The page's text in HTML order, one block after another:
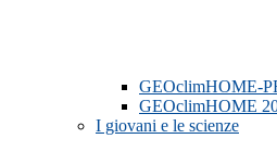
GEOclimHOME-
GEOclimHOME
I giovani e le scienze